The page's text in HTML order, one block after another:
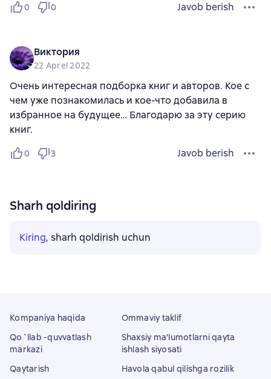
0 0 Javob berish
Виктория
22 Aprel 2022
Очень интересная подборка книг и авторов. Кое с
чем уже познакомилась и кое-что добавила в
избранное на будущее… Благодарю за эту серию
книг.
0 3 Javob berish
Sharh qoldiring
Kiring, sharh qoldirish uchun
Kompaniya haqida
Qo`llab -quvvatlash
markazi
Qaytarish
Ommaviy taklif
Shaxsiy ma'lumotlarni qayta
ishlash siyosati
Havola qabul qilishga rozilik